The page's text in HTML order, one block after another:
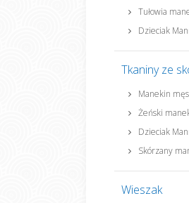
Tułowia
Dzieciak
Tkaniny ze
Manekin
Żeński
Dzieciak
Skórzany
Wieszak